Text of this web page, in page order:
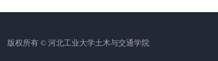
版权所有 © 河北工业大学土木与交通学院